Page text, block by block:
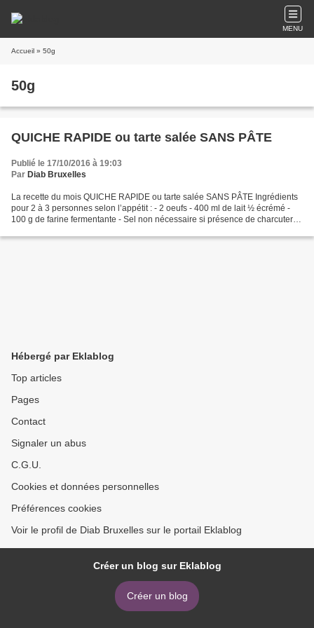
MENU
Accueil » 50g
50g
QUICHE RAPIDE ou tarte salée SANS PÂTE
Publié le 17/10/2016 à 19:03
Par Diab Bruxelles
La recette du mois QUICHE RAPIDE ou tarte salée SANS PÂTE Ingrédients
pour 2 à 3 personnes selon l’appétit : - 2 oeufs - 400 ml de lait ½ écrémé -
100 g de farine fermentante - Sel non nécessaire si présence de charcuterie
Hébergé par Eklablog
Top articles
Pages
Contact
Signaler un abus
C.G.U.
Cookies et données personnelles
Préférences cookies
Voir le profil de Diab Bruxelles sur le portail Eklablog
Créer un blog sur Eklablog
Créer un blog